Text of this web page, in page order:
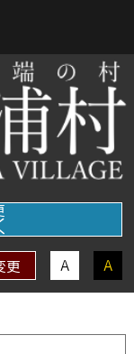
更 A A